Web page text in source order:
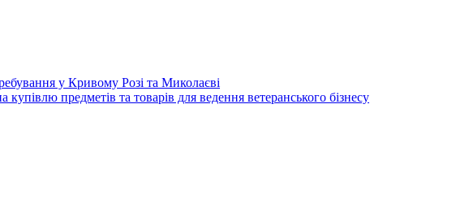
у Кривому Розі та Миколаєві
предметів та товарів для ведення ветеранського бізнесу